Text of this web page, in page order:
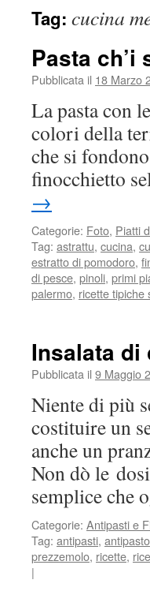
Tag: cucina
Pasta
Pubblicata il 18 Marzo
La pasta con
colori della
che si
finocchietto
→
Categorie: Foto, Piatti
Tag: astrattu, cucina,
estratto di pomodoro,
di pesce, pinoli, primi
palermo, ricette tipiche
Insalata
Pubblicata il 9 Maggio
Niente di più
costituire un
anche un
Non dò le
semplice che
Categorie: Antipasti e
Tag: antipasti, antipasto
prezzemolo, ricette,
|